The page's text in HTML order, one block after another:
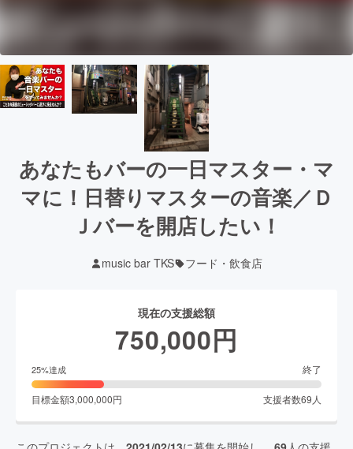
あなたもバーの一日マスター・マ
マに！日替りマスターの音楽／Ｄ
Ｊバーを開店したい！
music bar TKS フード・飲食店
現在の支援総額
750,000円
25%達成 終了
目標金額3,000,000円 支援者数69 人